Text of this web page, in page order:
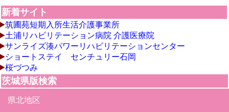
新着サイト
筑圃苑短期入所生活介護事業所
土浦リハビリテーション病院 介護医療院
サンライズ湊パワーリハビリテーションセンター
ショートステイ センチュリー石岡
桜づつみ
茨城県版検索
県北地区